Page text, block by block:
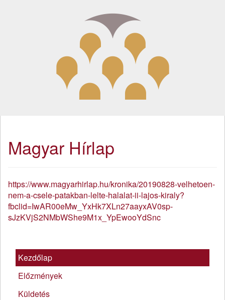
Magyar Hírlap
https://www.magyarhirlap.hu/kronika/20190828-velhetoen-
nem-a-csele-patakban-lelte-halalat-ii-lajos-kiraly?
fbclid=IwAR00eMw_YxHk7XLn27aayxAV0sp-
sJzKVjS2NMbWShe9M1x_YpEwooYdSnc
Kezdőlap
Előzmények
Küldetés